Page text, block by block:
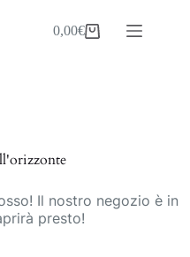
Carrello
0,00€
Il nostro negozio è in
presto!